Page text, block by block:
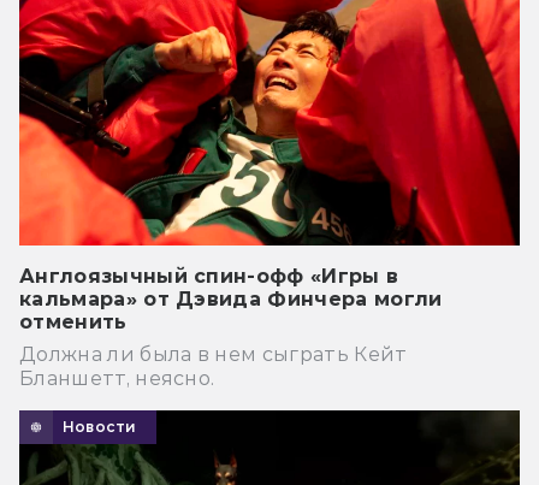
Англоязычный спин-офф «Игры в
кальмара» от Дэвида Финчера могли
отменить
Должна ли была в нем сыграть Кейт
Бланшетт, неясно.
Новости